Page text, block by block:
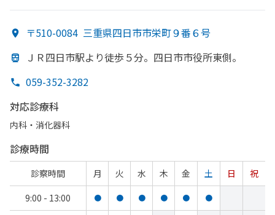
〒510-0084 三重県四日市市栄町９番６号
ＪＲ四日市駅より徒歩５分。 四日市市役所東側。
059-352-3282
対応診療科
内科・​消化器科
診療時間
診察時間 月 火 水 木 金 土 日
祝
9:00 - 13:00
● ● ● ● ● ●